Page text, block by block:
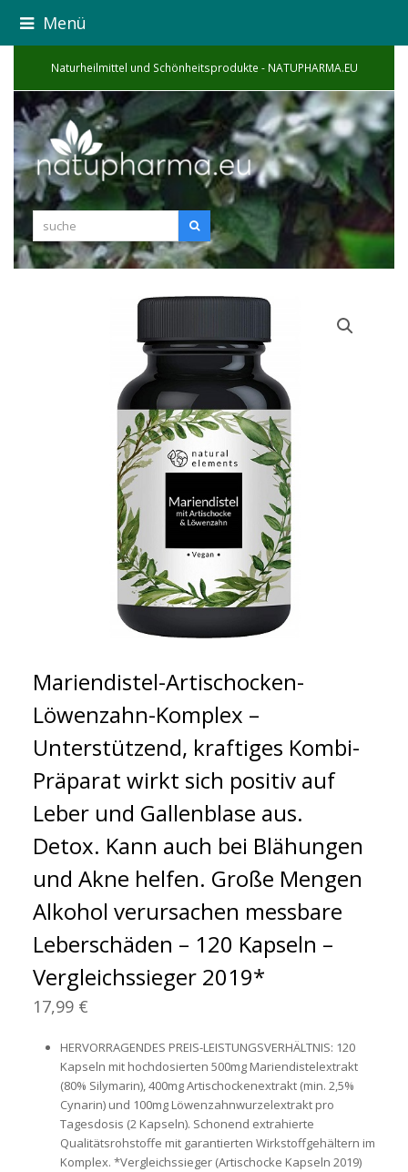
Menü
Naturheilmittel und Schönheitsprodukte - NATUPHARMA.EU
sucheSuche
Mariendistel-Artischocken-
Löwenzahn-Komplex –
Unterstützend, kraftiges Kombi-
Präparat wirkt sich positiv auf
Leber und Gallenblase aus.
Detox. Kann auch bei Blähungen
und Akne helfen. Große Mengen
Alkohol verursachen messbare
Leberschäden – 120 Kapseln –
Vergleichssieger 2019*
17,99 €
HERVORRAGENDES PREIS-LEISTUNGSVERHÄLTNIS: 120
Kapseln mit hochdosierten 500mg Mariendistelextrakt
(80% Silymarin), 400mg Artischockenextrakt (min. 2,5%
Cynarin) und 100mg Löwenzahnwurzelextrakt pro
Tagesdosis (2 Kapseln). Schonend extrahierte
Qualitätsrohstoffe mit garantierten Wirkstoffgehältern im
Komplex. *Vergleichssieger (Artischocke Kapseln 2019)